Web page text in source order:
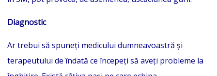
Diagnostic
Ar trebui să spuneți medicului dumneavoastră și
terapeutului de îndată ce începeți să aveți probleme la